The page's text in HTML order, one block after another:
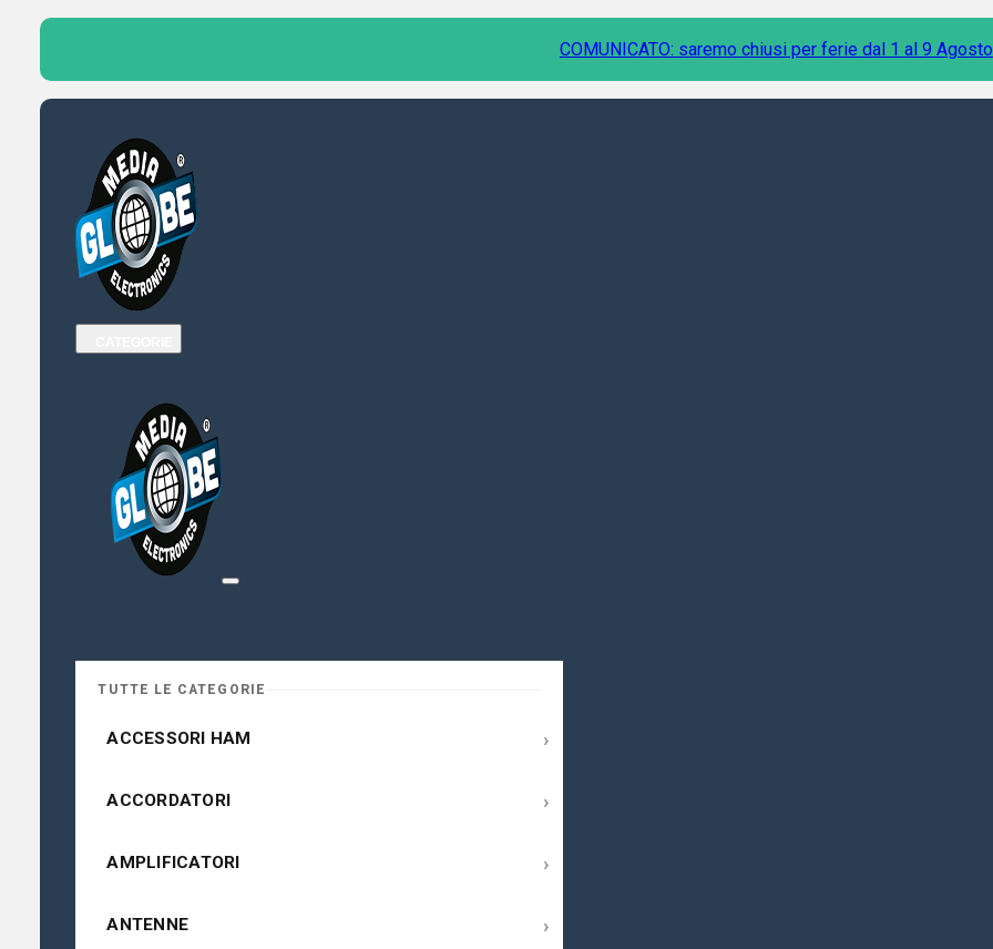
COMUNICATO: saremo chiusi per ferie dal 1 al 9 Agosto
TUTTE LE CATEGORIE
ACCESSORI HAM ›
ACCORDATORI ›
AMPLIFICATORI ›
ANTENNE ›